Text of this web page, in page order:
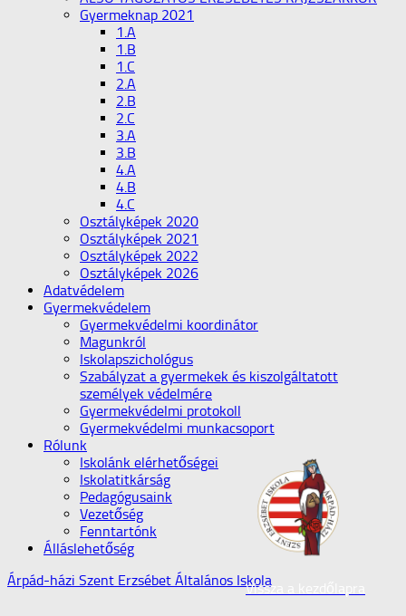
Gyermeknap 2021
1.A
1.B
1.C
2.A
2.B
2.C
3.A
3.B
4.A
4.B
4.C
Osztályképek 2020
Osztályképek 2021
Osztályképek 2022
Osztályképek 2026
Adatvédelem
Gyermekvédelem
Gyermekvédelmi koordinátor
Magunkról
Iskolapszichológus
Szabályzat a gyermekek és kiszolgáltatott
személyek védelmére
Gyermekvédelmi protokoll
Gyermekvédelmi munkacsoport
Rólunk
Iskolánk elérhetőségei
Iskolatitkárság
Pedagógusaink
Vezetőség
Fenntartónk
Álláslehetőség
Vissza a kezdőlapra
Árpád-házi Szent Erzsébet Általános Iskola